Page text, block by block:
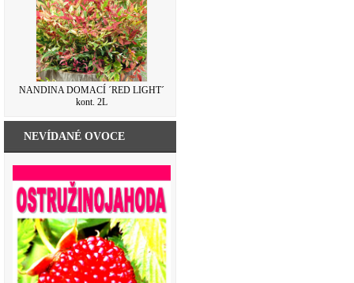
NANDINA DOMACÍ ´RED LIGHT´
kont. 2L
NEVÍDANÉ OVOCE